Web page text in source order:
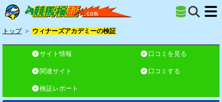
トップ ＞ ウィナーズアカデミーの検証
サイト情報 口コミを見る
関連サイト 口コミする
検証レポート